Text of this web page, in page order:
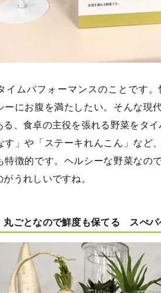
イムパフォーマンスのことです
ーにお腹を満たしたい。そんな現
、食卓の主役を張れる野菜をタイ
す」や「ステーキれんこん」など
特徴的です。ヘルシーな野菜なの
うれしいですね。
丸ごとなので鮮度も保てる スぺパ